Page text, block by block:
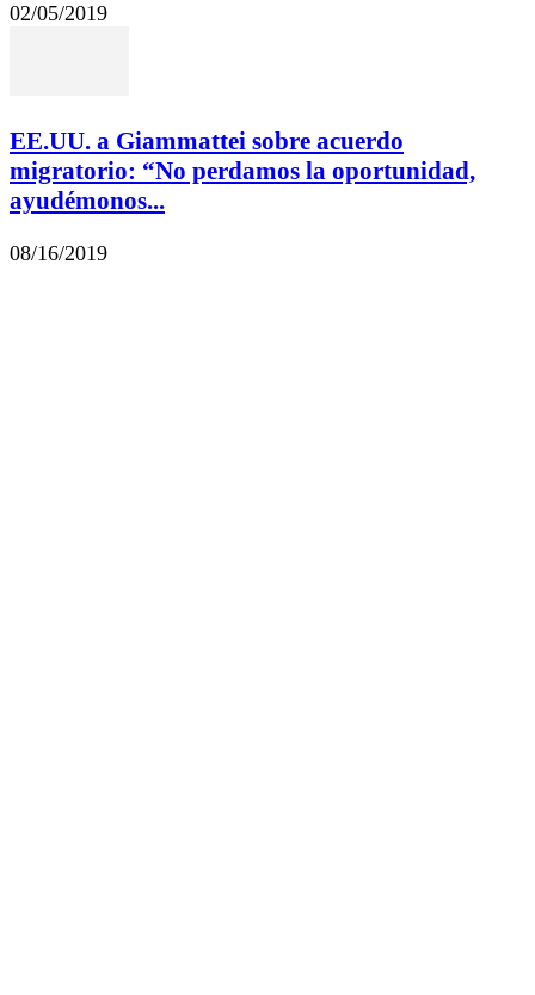
02/05/2019
EE.UU. a Giammattei sobre acuerdo
migratorio: “No perdamos la oportunidad,
ayudémonos...
08/16/2019